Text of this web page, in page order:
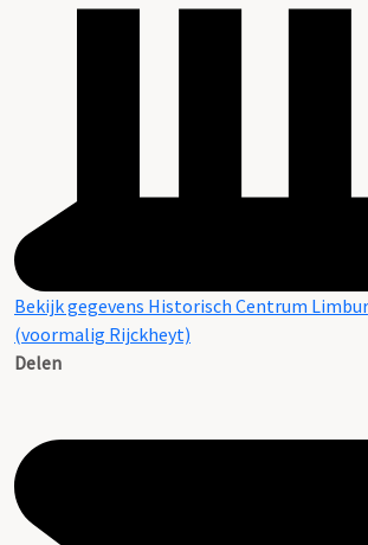
Bekijk gegevens Historisch Centrum
(voormalig Rijckheyt)
Delen